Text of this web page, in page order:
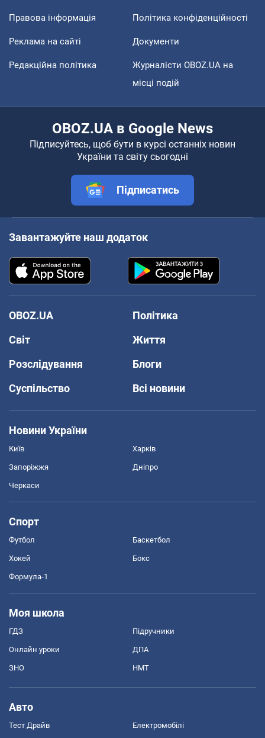
Правова інформація Політика конфіденційності
Реклама на сайті Документи
Редакційна політика
Журналісти OBOZ.UA на
місці подій
OBOZ.UA в Google News
Підписуйтесь, щоб бути в курсі останніх новин
України та світу сьогодні
Підписатись
Завантажуйте наш додаток
OBOZ.UA
Політика
Світ
Життя
Розслідування
Блоги
Суспільство
Всі новини
Новини України
Київ Харків
Запоріжжя Дніпро
Черкаси
Спорт
Футбол Баскетбол
Хокей Бокс
Формула-1
Моя школа
ГДЗ Підручники
Онлайн уроки ДПА
ЗНО НМТ
Авто
Тест Драйв Електромобілі